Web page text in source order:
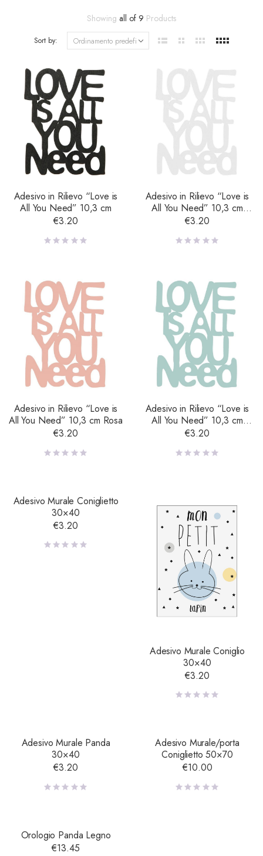
Showing all of 9 Products
Sort by:
Adesivo in Rilievo “Love is
All You Need” 10,3 cm
€3.20
Adesivo in Rilievo “Love is
All You Need” 10,3 cm
Bianco
€3.20
Adesivo in Rilievo “Love is
All You Need” 10,3 cm Rosa
€3.20
Adesivo in Rilievo “Love is
All You Need” 10,3 cm
Turchese
€3.20
Adesivo Murale Coniglietto
30×40
€3.20
Adesivo Murale Coniglio
30×40
€3.20
Adesivo Murale Panda
30×40
€3.20
Adesivo Murale/porta
Coniglietto 50×70
€10.00
Orologio Panda Legno
€13.45